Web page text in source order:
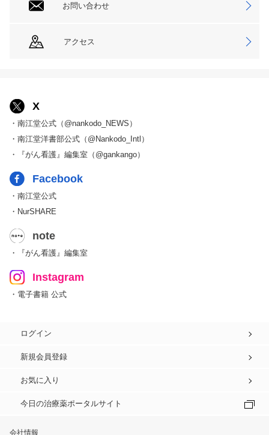
お問い合わせ
アクセス
X
・南江堂公式（@nankodo_NEWS）
・南江堂洋書部公式（@Nankodo_Intl）
・『がん看護』編集室（@gankango）
Facebook
・南江堂公式
・NurSHARE
note
・『がん看護』編集室
Instagram
・電子書籍 公式
ログイン
新規会員登録
お気に入り
今日の治療薬ポータルサイト
会社情報